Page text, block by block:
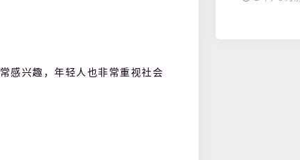
感兴趣，年轻人也非常重视社会